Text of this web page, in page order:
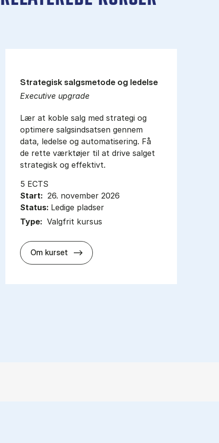
Executive upgrade
Strategisk salgsmetode og ledelse
Lær at koble salg med strategi og
optimere salgsindsatsen gennem
data, ledelse og automatisering. Få
de rette værktøjer til at drive salget
strategisk og effektivt.
5 ECTS
Start: 26. november 2026
Status: Ledige pladser
Type: Valgfrit kursus
Om kurset about